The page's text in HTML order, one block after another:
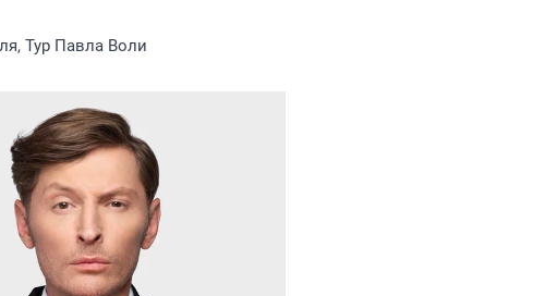
Тур Павла Воли